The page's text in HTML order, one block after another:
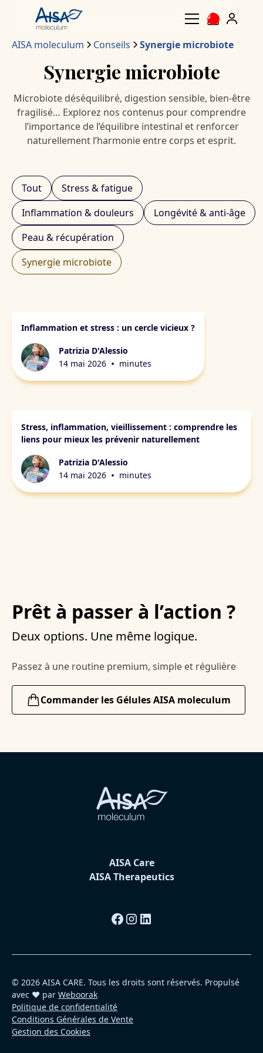
0
AISA moleculum Conseils Synergie microbiote
Synergie microbiote
Microbiote déséquilibré, digestion sensible, bien-être
fragilisé… Explorez nos contenus pour comprendre
l’importance de l’équilibre intestinal et renforcer
naturellement l’harmonie entre corps et esprit.
Tout
Stress & fatigue
Inflammation & douleurs
Longévité & anti-âge
Peau & récupération
Synergie microbiote
Inflammation et stress : un cercle vicieux ?
Patrizia D'Alessio
14 mai 2026 • minutes
Stress, inflammation, vieillissement : comprendre les
liens pour mieux les prévenir naturellement
Patrizia D'Alessio
14 mai 2026 • minutes
Prêt à passer à l’action ?
Deux options. Une même logique.
Passez à une routine premium, simple et régulière
Commander les Gélules AISA moleculum
AISA Care
AISA Therapeutics
© 2026 AISA CARE. Tous les droits sont réservés. Propulsé
avec ❤️ par Weboorak
Politique de confidentialité
Conditions Générales de Vente
Gestion des Cookies